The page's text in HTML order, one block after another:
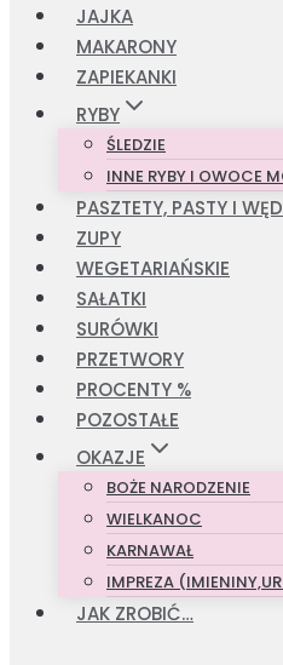
JAJKA
MAKARONY
ZAPIEKANKI
RYBY
ŚLEDZIE
INNE RYBY I OWOCE
PASZTETY, PASTY I
ZUPY
WEGETARIAŃSKIE
SAŁATKI
SURÓWKI
PRZETWORY
PROCENTY %
POZOSTAŁE
OKAZJE
BOŻE NARODZENIE
WIELKANOC
KARNAWAŁ
IMPREZA
JAK ZROBIĆ…